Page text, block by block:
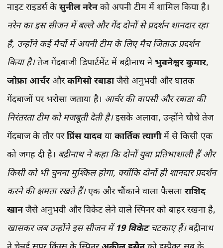
नाइट राइडर्स के सुनील नरेनको अपनी टीम में शामिल किया है।
नरेन का इस सीजन में बल्ले और गेंद दोनों से प्रदर्शन शानदार रहा
है, उन्होंने कई मैचों में अपनी टीम के लिए मैच जिताऊ प्रदर्शन
किया है।तेज गेंदबाजी डिपार्टमेंट में बद्रीनाथ नेभुवनेश्वर कुमार,
जोफ्रा आर्चरऔरकगिसो रबाडाजैसे अनुभवी और घातक
गेंदबाजों पर भरोसा जताया है। आर्चर की वापसी और रबाडा की
निरंतरता टीम को मजबूती देती है।इसके अलावा, उन्होंने चौथे तेज
गेंदबाज के तौर परप्रिंस यादवया कार्तिक त्यागीमें से किसी एक
को जगह दी है। बद्रीनाथ ने कहा कि दोनों युवा प्रतिभाशाली हैं और
किसी को भी चुनना मुश्किल होगा, क्योंकि दोनों ही शानदार प्रदर्शन
करने की क्षमता रखते हैं।एक और चौंकाने वाला फैसला राशिद
खानजैसे अनुभवी और विकेट लेने वाले स्पिनर को बाहर रखना है,
खासकर जब उन्होंने इस सीजन में 19 विकेटचटकाए हैं।बद्रीनाथ